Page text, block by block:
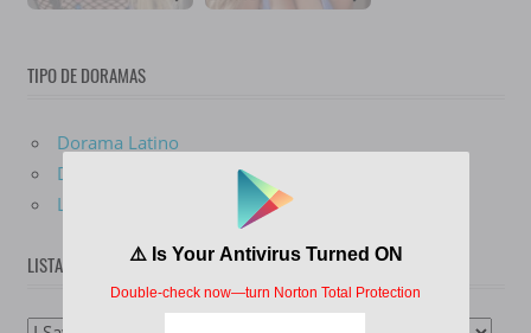
TIPO DE DORAMAS
Dorama Latino
Dorama Subtitulado
Live Action
LISTA DE DORAMAS